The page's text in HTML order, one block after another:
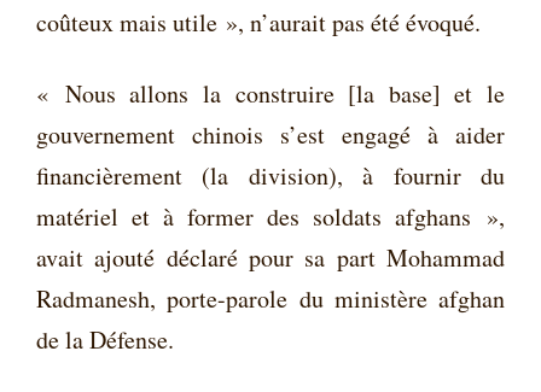
coûteux mais utile », n’aurait pas été évoqué.
« Nous allons la construire [la base] et le
gouvernement chinois s’est engagé à aider
financièrement (la division), à fournir du
matériel et à former des soldats afghans »,
avait ajouté déclaré pour sa part Mohammad
Radmanesh, porte-parole du ministère afghan
de la Défense.